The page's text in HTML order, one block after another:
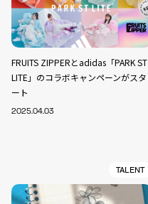
FRUITS ZIPPERとadidas「PARK ST
LITE」のコラボキャンペーンがスタ
ート
2025.04.03
TALENT